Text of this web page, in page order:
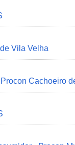
Vila Velha
Cachoeiro